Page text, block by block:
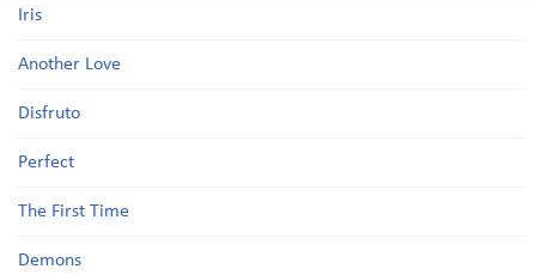
Iris
Another Love
Disfruto
Perfect
The First Time
Demons